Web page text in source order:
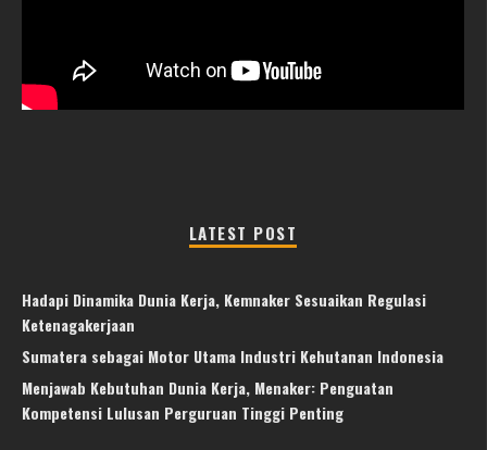
LATEST POST
Hadapi Dinamika Dunia Kerja, Kemnaker Sesuaikan Regulasi
Ketenagakerjaan
Sumatera sebagai Motor Utama Industri Kehutanan Indonesia
Menjawab Kebutuhan Dunia Kerja, Menaker: Penguatan
Kompetensi Lulusan Perguruan Tinggi Penting